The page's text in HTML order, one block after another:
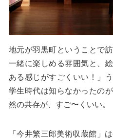
地元が羽黒町ということで
一緒に楽しめる雰囲気と、
ある感じがすごくいい！」
学生時代は知らなかったの
然の共存が、すご〜くいい。
「今井繁三郎美術収蔵館」